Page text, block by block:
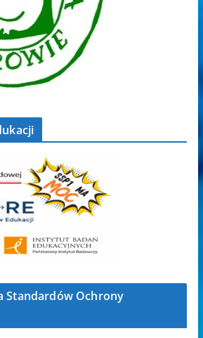
Standardów Ochrony